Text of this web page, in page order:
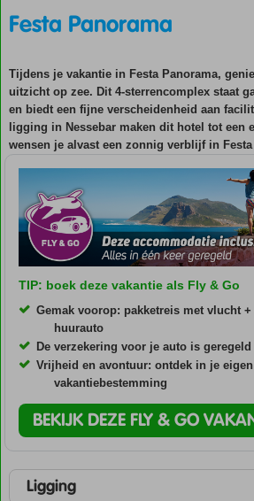
Festa Panorama
Tijdens je vakantie in Festa Panorama,
uitzicht op zee. Dit 4-sterrencomplex staat
en biedt een fijne verscheidenheid aan
ligging in Nessebar maken dit hotel tot een
wensen je alvast een zonnig verblijf in Festa
TIP: boek deze vakantie als Fly & Go
Gemak voorop: pakketreis met vlucht
huurauto
De verzekering voor je auto is geregeld
Vrijheid en avontuur: ontdek in je
vakantiebestemming
BEKIJK DEZE FLY & GO
Ligging